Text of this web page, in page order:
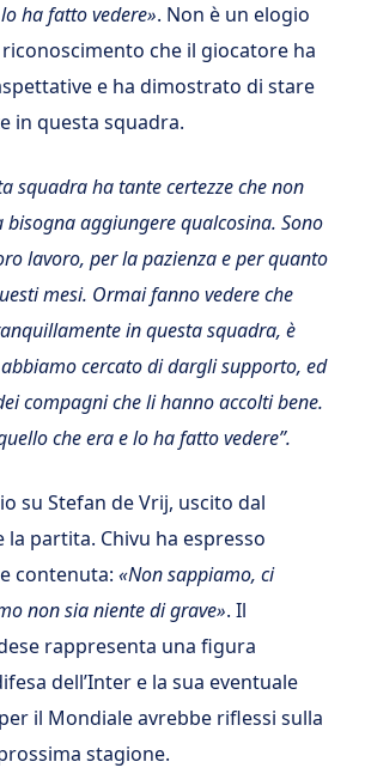
ha fatto vedere». Non è un elogio
che il giocatore ha
e ha dimostrato di stare
in questa squadra.
squadra ha tante certezze che non
bisogna aggiungere qualcosina. Sono
lavoro, per la pazienza e per quanto
mesi. Ormai fanno vedere che
in questa squadra, è
cercato di dargli supporto, ed
compagni che li hanno accolti bene.
che era e lo ha fatto vedere”.
su Stefan de Vrij, uscito dal
partita. Chivu ha espresso
contenuta: «Non sappiamo, ci
non sia niente di grave». Il
rappresenta una figura
dell’Inter e la sua eventuale
il Mondiale avrebbe riflessi sulla
stagione.